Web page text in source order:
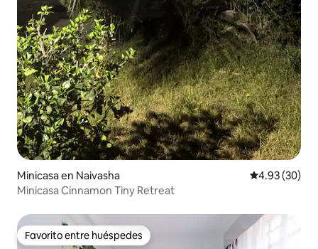
Minicasa en Naivasha Calificación
4.93 (30)
Minicasa Cinnamon Tiny Retreat
Favorito entre huéspedes
Favorito entre huéspedes